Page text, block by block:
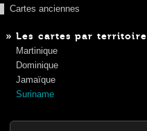
Cartes anciennes
» Les cartes par
Martinique
Dominique
Jamaïque
Suriname